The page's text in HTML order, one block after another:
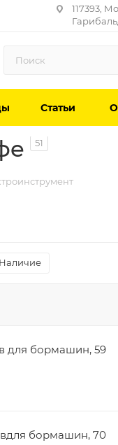
117393,
Статьи
51
Наличие
бормашин, 59
бормашин, 70